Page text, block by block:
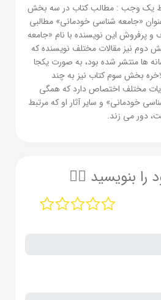
یک وجب : مطالب کتاب در سه بخش
«جامعه ‌شناسی خودمانی» مطالبی
پرفروش این نویسنده با نام «جامعه‌
دوم نیز مقالات مختلف نویسنده که
‌ها منتشر شده بود، به‌ صورت یکجا
بخش سوم کتاب نیز به چند
مختلف اختصاص دارد که همگی
خودمانی» و سایر آثار او که مرتبط
دور می‌ زند.
بنویسید ✍🏻